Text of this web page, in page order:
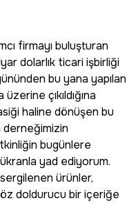
firmayı buluşturan
dolarlık ticari işbirliği
bu yana yapılan
çıkıldığına
haline dönüşen bu
derneğimizin
bugünlere
yad ediyorum.
ürünler,
doldurucu bir içeriğe